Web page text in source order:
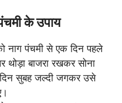
के उपाय
नाग पंचमी से एक दिन पहले
थोड़ा बाजरा रखकर सोना
दिन सुबह जल्दी जगकर उसे